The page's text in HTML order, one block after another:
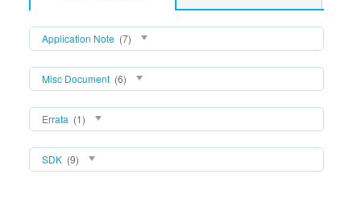
Application Note (7)
Misc Document (6)
Errata (1)
SDK (9)